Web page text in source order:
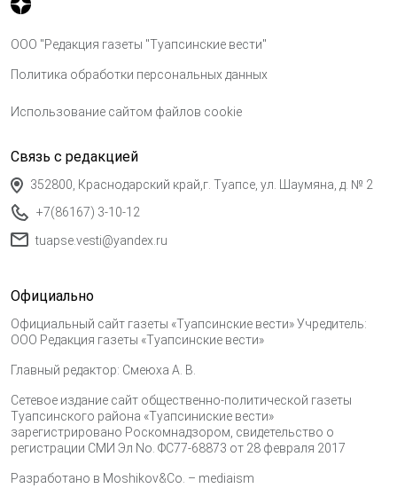
ООО "Редакция газеты "Туапсинские вести"
Политика обработки персональных данных
Использование сайтом файлов cookie
Связь с редакцией
352800, Краснодарский край,г. Туапсе, ул. Шаумяна, д. № 2
+7(86167) 3-10-12
tuapse.vesti@yandex.ru
Официально
Официальный сайт газеты «Туапсинские вести» Учредитель:
ООО Редакция газеты «Туапсинские вести»
Главный редактор: Смеюха А. В.
Сетевое издание сайт общественно-политической газеты
Туапсинского района «Туапсиниские вести»
зарегистрировано Роскомнадзором, свидетельство о
регистрации СМИ Эл No. ФС77-68873 от 28 февраля 2017
Разработано в Moshikov&Co. – mediaism